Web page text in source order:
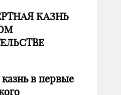
КАЗНЬ
в первые